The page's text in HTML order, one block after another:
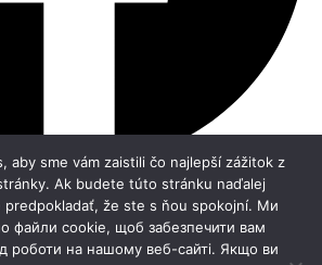
aby sme vám zaistili čo najlepší zážitok z
Ak budete túto stránku naďalej
predpokladať, že ste s ňou spokojní. Ми
файли cookie, щоб забезпечити вам
роботи на нашому веб-сайті. Якщо ви